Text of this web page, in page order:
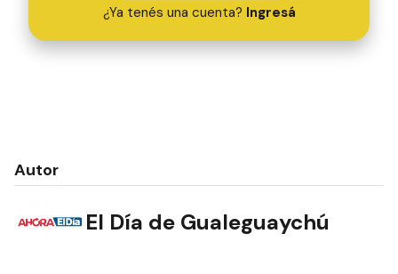
¿Ya tenés una cuenta? Ingresá
Autor
El Día de Gualeguaychú